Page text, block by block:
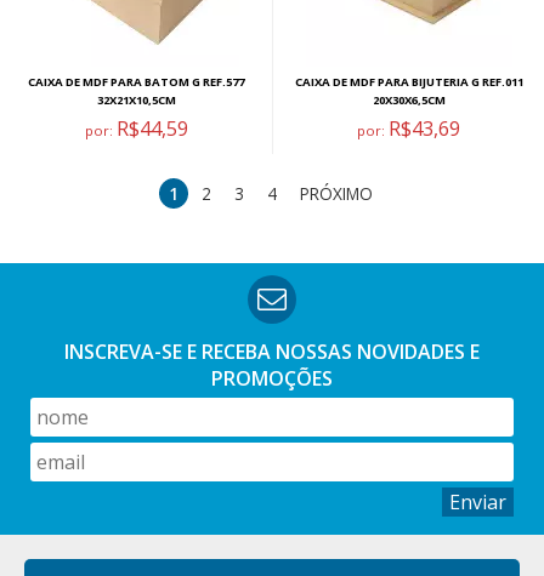
CAIXA DE MDF PARA BATOM G REF.577
32X21X10,5CM
por: R$44,59
CAIXA DE MDF PARA BIJUTERIA G REF.011
20X30X6,5CM
por: R$43,69
1 2 3 4 PRÓXIMO
INSCREVA-SE E RECEBA NOSSAS NOVIDADES E
PROMOÇÕES
Enviar